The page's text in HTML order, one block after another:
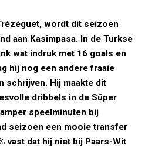
wordt dit seizoen
aan Kasimpasa. In de Turkse
wat indruk met 16 goals en
hij nog een andere fraaie
schrijven. Hij maakte dit
dribbels in de Süper
speelminuten bij
seizoen een mooie transfer
vast dat hij niet bij Paars-Wit